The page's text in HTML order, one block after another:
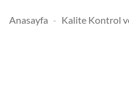
Anasayfa - Kalite Kontrol